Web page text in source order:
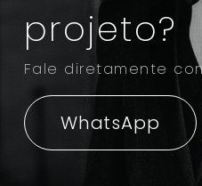
projeto?
Fale diretamente
WhatsApp